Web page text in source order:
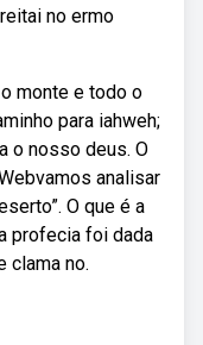
no ermo
monte e todo o
para iahweh;
o nosso deus. O
analisar
O que é a
profecia foi dada
clama no.